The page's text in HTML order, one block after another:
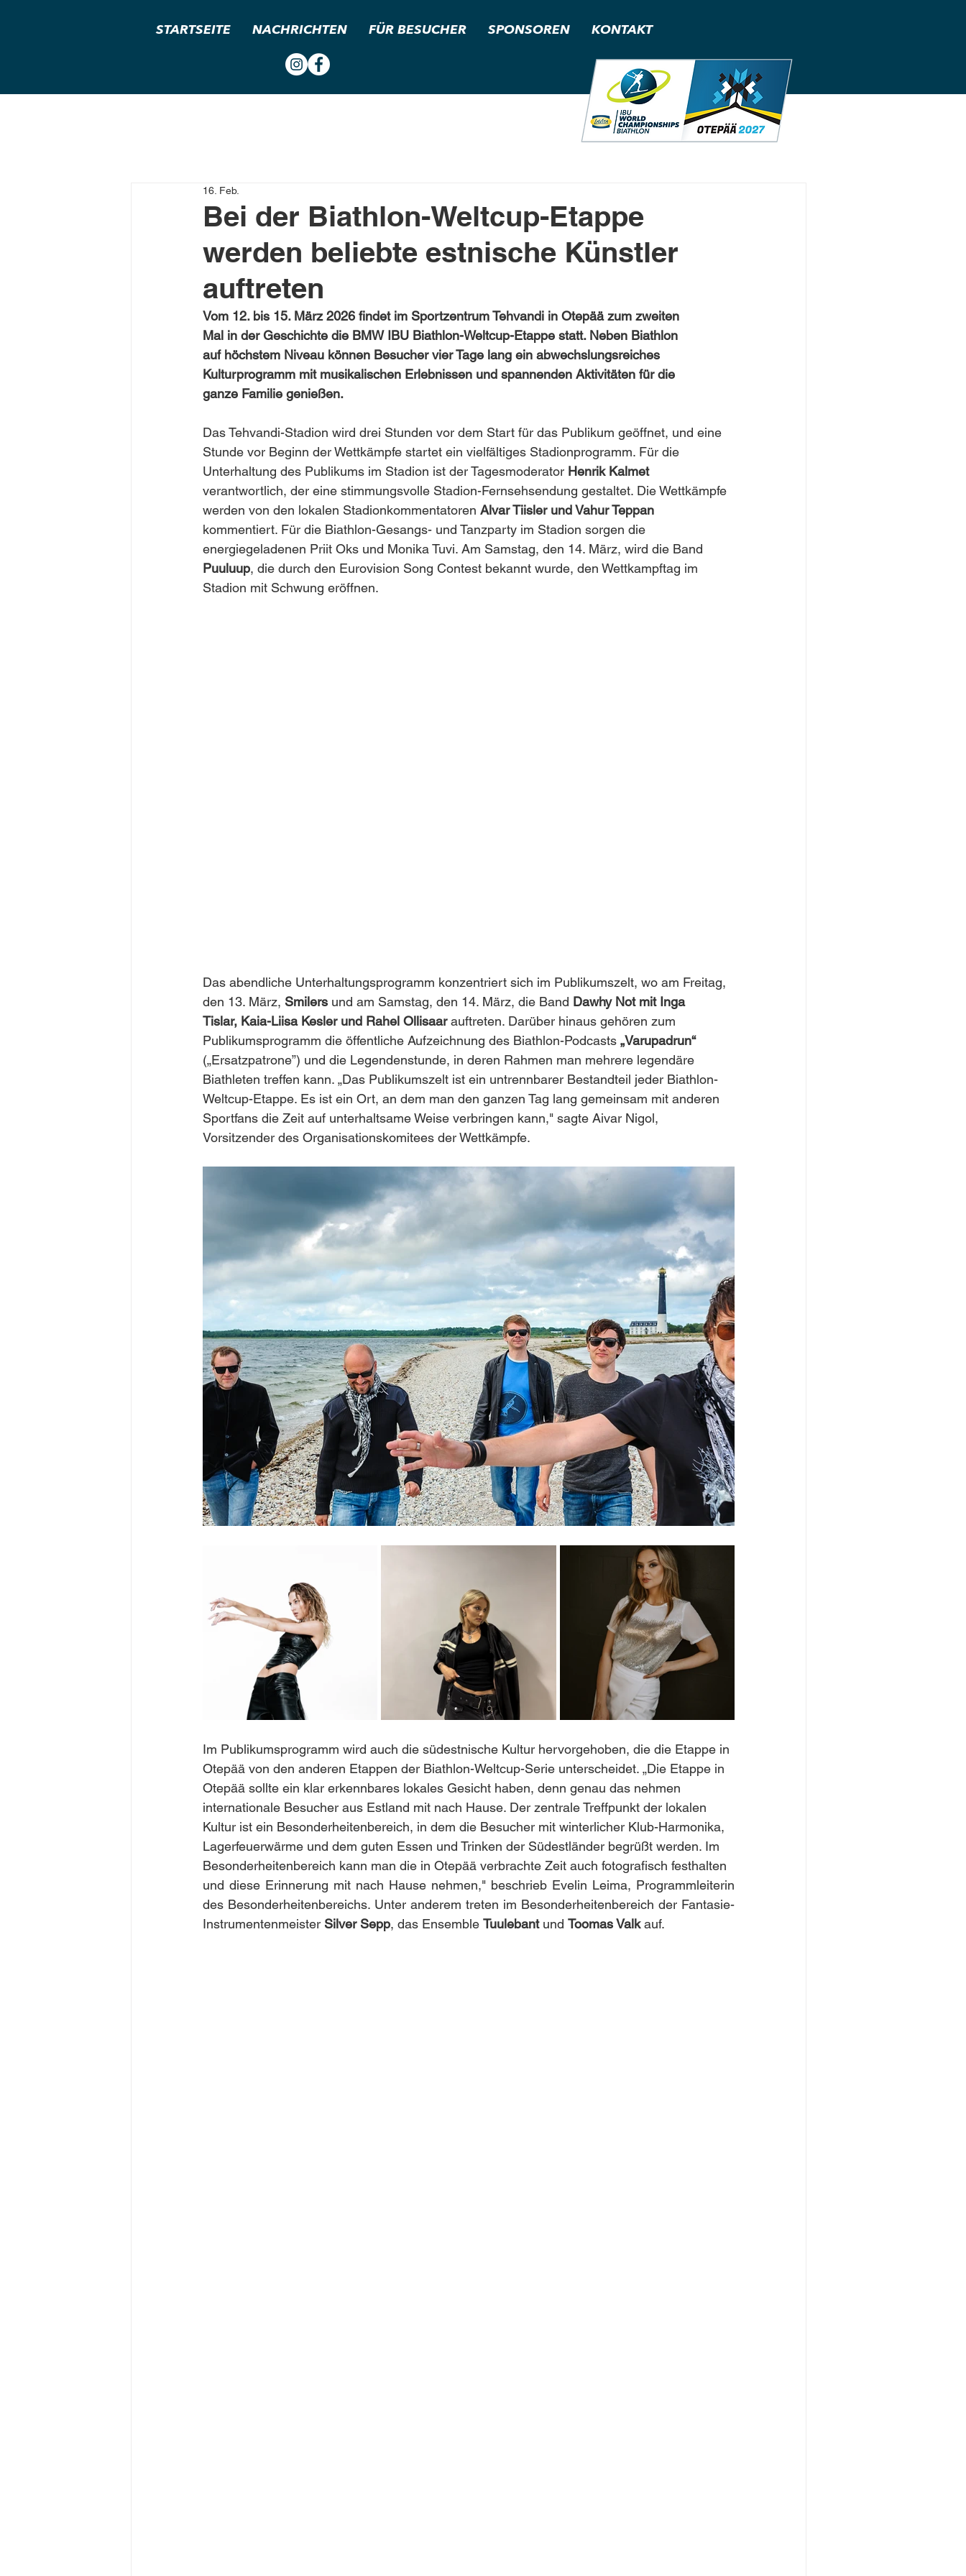
STARTSEITE NACHRICHTEN FÜR BESUCHER SPONSOREN KONTAKT
Bei der Biathlon-Weltcup-Etappe
werden beliebte estnische Künstler
auftreten
16. Feb.
Vom 12. bis 15. März 2026 findet im Sportzentrum Tehvandi in Otepää zum zweiten
Mal in der Geschichte die BMW IBU Biathlon-Weltcup-Etappe statt. Neben Biathlon
auf höchstem Niveau können Besucher vier Tage lang ein abwechslungsreiches
Kulturprogramm mit musikalischen Erlebnissen und spannenden Aktivitäten für die
ganze Familie genießen.
Das Tehvandi-Stadion wird drei Stunden vor dem Start für das Publikum geöffnet, und eine
Stunde vor Beginn der Wettkämpfe startet ein vielfältiges Stadionprogramm. Für die
Unterhaltung des Publikums im Stadion ist der Tagesmoderator Henrik Kalmet
verantwortlich, der eine stimmungsvolle Stadion-Fernsehsendung gestaltet. Die Wettkämpfe
werden von den lokalen Stadionkommentatoren Alvar Tiisler und Vahur Teppan
kommentiert. Für die Biathlon-Gesangs- und Tanzparty im Stadion sorgen die
energiegeladenen Priit Oks und Monika Tuvi. Am Samstag, den 14. März, wird die Band
Puuluup, die durch den Eurovision Song Contest bekannt wurde, den Wettkampftag im
Stadion mit Schwung eröffnen.
Das abendliche Unterhaltungsprogramm konzentriert sich im Publikumszelt, wo am Freitag,
den 13. März, Smilers und am Samstag, den 14. März, die Band Dawhy Not mit Inga
Tislar, Kaia-Liisa Kesler und Rahel Ollisaar auftreten. Darüber hinaus gehören zum
Publikumsprogramm die öffentliche Aufzeichnung des Biathlon-Podcasts „Varupadrun“
(„Ersatzpatrone”) und die Legendenstunde, in deren Rahmen man mehrere legendäre
Biathleten treffen kann. „Das Publikumszelt ist ein untrennbarer Bestandteil jeder Biathlon-
Weltcup-Etappe. Es ist ein Ort, an dem man den ganzen Tag lang gemeinsam mit anderen
Sportfans die Zeit auf unterhaltsame Weise verbringen kann," sagte Aivar Nigol,
Vorsitzender des Organisationskomitees der Wettkämpfe.
Im Publikumsprogramm wird auch die südestnische Kultur hervorgehoben, die die Etappe in
Otepää von den anderen Etappen der Biathlon-Weltcup-Serie unterscheidet. „Die Etappe in
Otepää sollte ein klar erkennbares lokales Gesicht haben, denn genau das nehmen
internationale Besucher aus Estland mit nach Hause. Der zentrale Treffpunkt der lokalen
Kultur ist ein Besonderheitenbereich, in dem die Besucher mit winterlicher Klub-Harmonika,
Lagerfeuerwärme und dem guten Essen und Trinken der Südestländer begrüßt werden. Im
Besonderheitenbereich kann man die in Otepää verbrachte Zeit auch fotografisch festhalten
und diese Erinnerung mit nach Hause nehmen," beschrieb Evelin Leima, Programmleiterin
des Besonderheitenbereichs. Unter anderem treten im Besonderheitenbereich der Fantasie-
Instrumentenmeister Silver Sepp, das Ensemble Tuulebant und Toomas Valk auf.